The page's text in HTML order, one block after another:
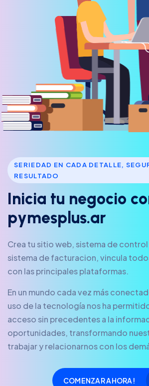
SERIEDAD EN CADA DETALLE,
RESULTADO
Inicia tu negocio co
pymesp us.ar
Crea tu sitio web, sistema de
sistema de facturacion, vincula
con las principales plataformas.
En un mundo cada vez más
uso de la tecnología nos ha
acceso sin precedentes a la
oportunidades, transformando
trabajar y relacionarnos con los
COMENZAR AHORA!